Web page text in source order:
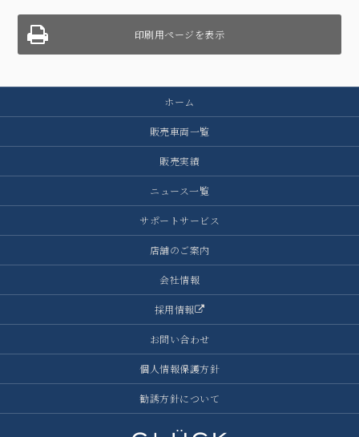
印刷用ページを表示
ホーム
販売車両一覧
販売実績
ニュース一覧
サポートサービス
店舗のご案内
会社情報
採用情報
お問い合わせ
個人情報保護方針
勧誘方針について